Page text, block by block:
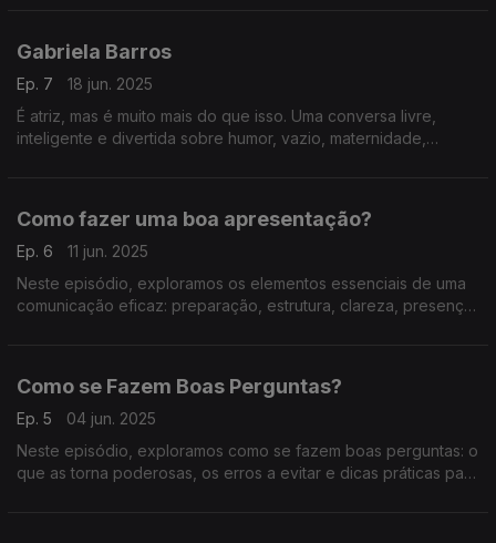
Gabriela Barros
Ep. 7
18 jun. 2025
É atriz, mas é muito mais do que isso. Uma conversa livre,
inteligente e divertida sobre humor, vazio, maternidade,
Como fazer uma boa apresentação?
Ep. 6
11 jun. 2025
Neste episódio, exploramos os elementos essenciais de uma
comunicação eficaz: preparação, estrutura, clareza, presença
Como se Fazem Boas Perguntas?
Ep. 5
04 jun. 2025
Neste episódio, exploramos como se fazem boas perguntas: o
que as torna poderosas, os erros a evitar e dicas práticas para